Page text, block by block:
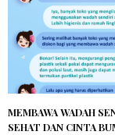
MEMBAWA WADAH
SEHAT DAN CINTA